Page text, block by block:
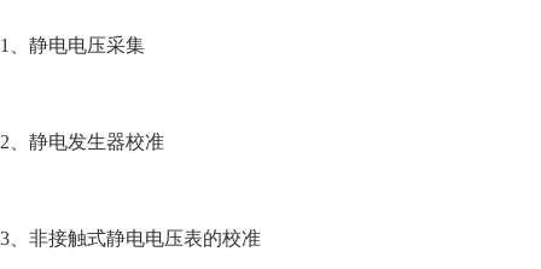
1、静电电压采集
2、静电发生器校准
3、非接触式静电电压表的校准